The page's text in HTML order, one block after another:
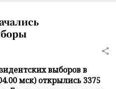
выборов в
мск) открылись 3375